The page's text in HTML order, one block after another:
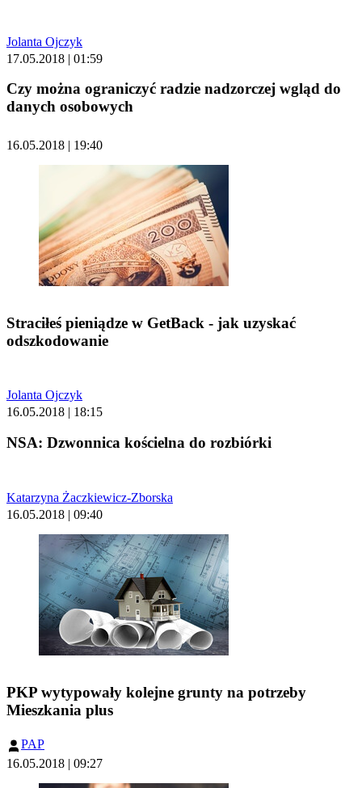
Jolanta Ojczyk
17.05.2018 | 01:59
Czy można ograniczyć radzie nadzorczej wgląd do
danych osobowych
16.05.2018 | 19:40
Straciłeś pieniądze w GetBack - jak uzyskać
odszkodowanie
Jolanta Ojczyk
16.05.2018 | 18:15
NSA: Dzwonnica kościelna do rozbiórki
Katarzyna Żaczkiewicz-Zborska
16.05.2018 | 09:40
PKP wytypowały kolejne grunty na potrzeby
Mieszkania plus
PAP
16.05.2018 | 09:27